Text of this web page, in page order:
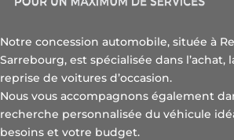
Notre concession automobile, située à
Sarrebourg, est spécialisée dans l’achat,
reprise de voitures d’occasion.
Nous vous accompagnons également
recherche personnalisée du véhicule
besoins et votre budget.